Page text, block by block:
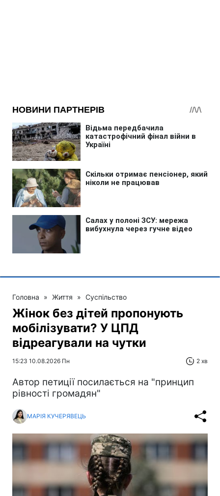
Головна » Життя » Суспільство
Жінок без дітей пропонують
мобілізувати? У ЦПД
відреагували на чутки
15:23 10.08.2026 Пн 2 хв
Автор петиції посилається на "принцип
рівності громадян"
МАРІЯ КУЧЕРЯВЕЦЬ